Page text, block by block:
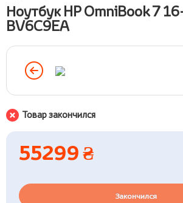
Ноутбук HP OmniBook 7
BV6C9EA
Товар закончился
55299 ₴
Закончился